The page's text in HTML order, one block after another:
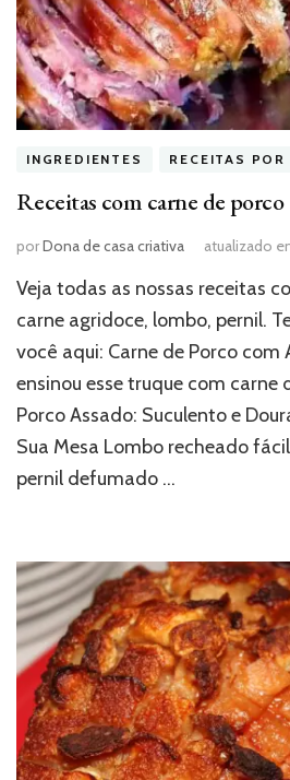
INGREDIENTES RECEITAS POR
Receitas com carne de porco
porDona de casa criativa atualizado
Veja todas as nossas receitas
carne agridoce, lombo, pernil.
você aqui: Carne de Porco
ensinou esse truque com carne
Porco Assado: Suculento e
Sua Mesa Lombo recheado
pernil defumado …